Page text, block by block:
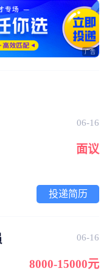
06-16
面议
投递简历
06-16
8000-15000元